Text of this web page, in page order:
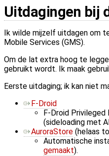
Uitdagingen bij
Ik wilde mijzelf uitdagen om
Mobile Services (GMS).
Om de lat extra hoog te
gebruikt wordt. Ik maak
Eerste uitdaging; ik kan niet
F-Droid
F-Droid
(sideloading met
AuroraStore (helaas
Automatische
gemaakt).